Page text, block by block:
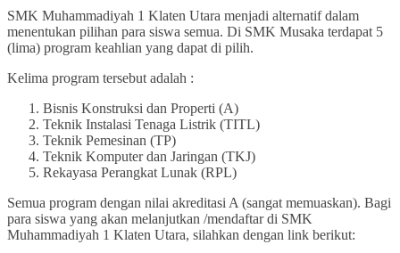
SMK Muhammadiyah 1 Klaten Utara menjadi alternatif dalam
menentukan pilihan para siswa semua. Di SMK Musaka terdapat 5
(lima) program keahlian yang dapat di pilih.
Kelima program tersebut adalah :
Bisnis Konstruksi dan Properti (A)
Teknik Instalasi Tenaga Listrik (TITL)
Teknik Pemesinan (TP)
Teknik Komputer dan Jaringan (TKJ)
Rekayasa Perangkat Lunak (RPL)
Semua program dengan nilai akreditasi A (sangat memuaskan). Bagi
para siswa yang akan melanjutkan /mendaftar di SMK
Muhammadiyah 1 Klaten Utara, silahkan dengan link berikut: